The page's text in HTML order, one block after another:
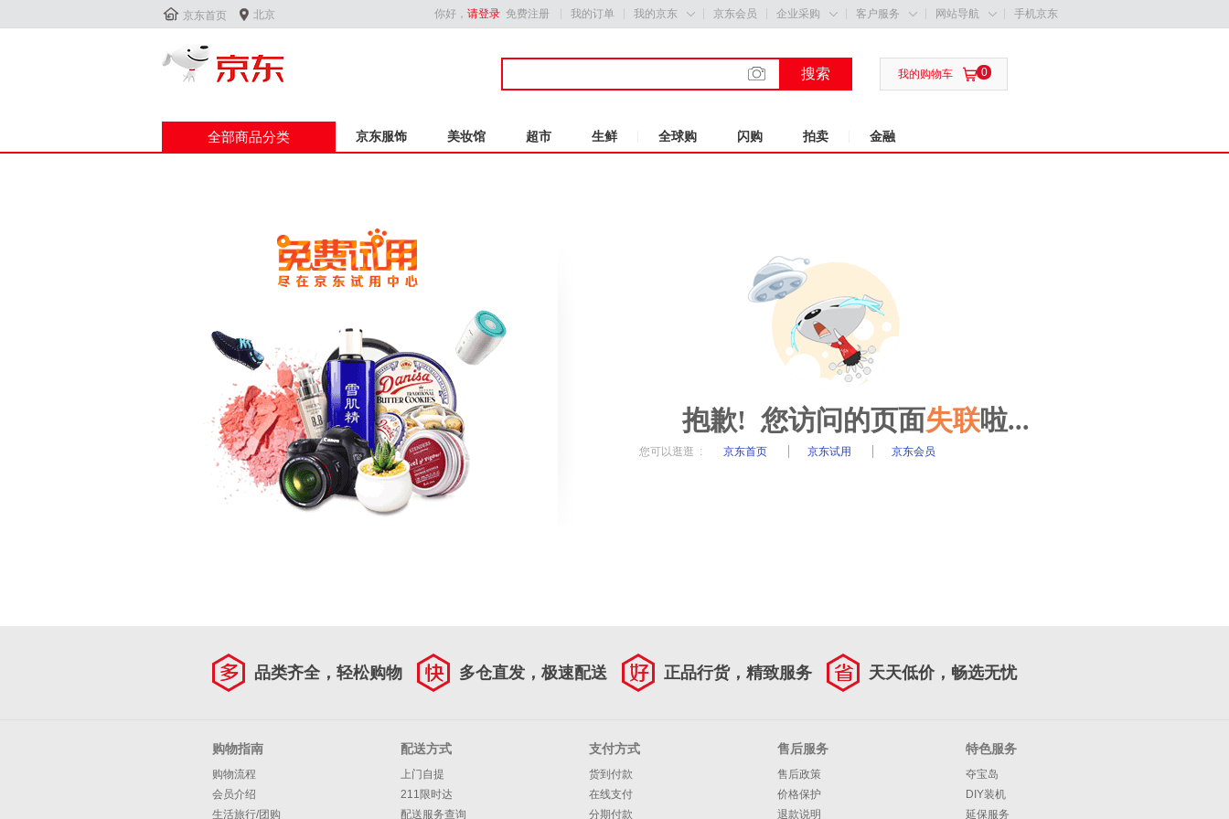
 京东首页  北京 你好， 请登录 免费注册 我的订单 我的京东  京东会员 企业采购  客户服务  网站导航  手机京东
搜索  0
我的购物车
全部商品分类 京东服饰 美妆馆 超市 生鲜 全球购 闪购 拍卖 金融
抱歉! 您访问的页面失联啦...
您可以逛逛 : 京东首页 京东试用 京东会员
品类齐全，轻松购物 多仓直发，极速配送 正品行货，精致服务 天天低价，畅选无忧
购物指南
购物流程
会员介绍
生活旅行/团购
配送方式
上门自提
211限时达
配送服务查询
支付方式
货到付款
在线支付
分期付款
售后服务
售后政策
价格保护
退款说明
特色服务
夺宝岛
DIY装机
延保服务